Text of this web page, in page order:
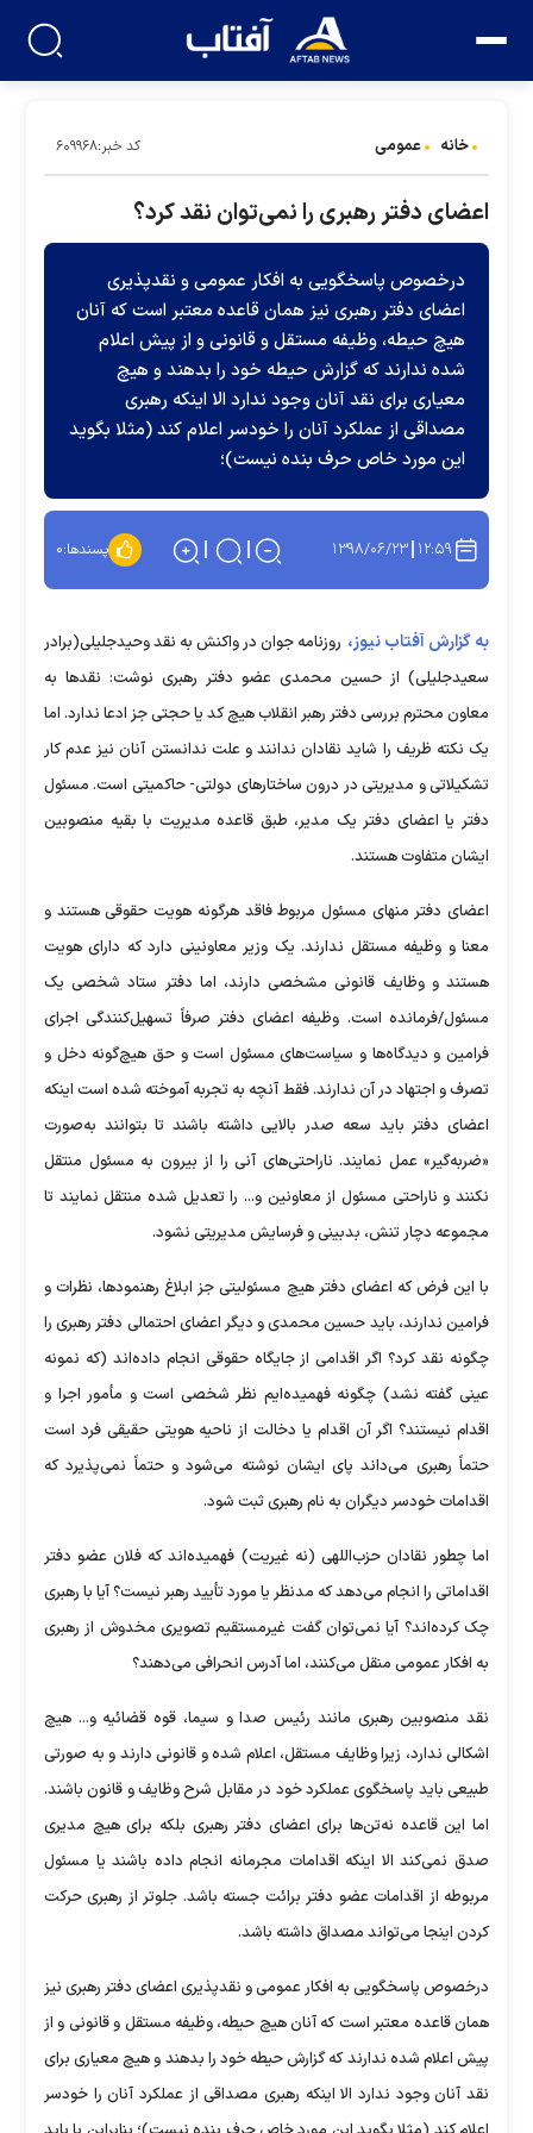
خانه عمومی کد خبر:۶۰۹۹۶۸
اعضای دفتر رهبری را نمی‌توان نقد کرد؟
درخصوص پاسخگویی به افکار عمومی و نقدپذیری
اعضای دفتر رهبری نیز همان قاعده معتبر است که آنان
هیچ حیطه، وظیفه مستقل و قانونی و از پیش اعلام
شده ندارند که گزارش حیطه خود را بدهند و هیچ
معیاری برای نقد آنان وجود ندارد الا اینکه رهبری
مصداقی از عملکرد آنان را خودسر اعلام کند (مثلا بگوید
این مورد خاص حرف بنده نیست)؛
۱۲:۵۹ ۱۳۹۸/۰۶/۲۳ پسندها:۰
به گزارش آفتاب نیوز، روزنامه جوان در واکنش به نقد وحیدجلیلی(برادر
سعیدجلیلی) از حسین محمدی عضو دفتر رهبری نوشت: نقدها به
معاون محترم بررسی دفتر رهبر انقلاب هیچ کد یا حجتی جز ادعا ندارد. اما
یک نکته ظریف را شاید نقادان ندانند و علت ندانستن آنان نیز عدم کار
تشکیلاتی و مدیریتی در درون ساختارهای دولتی- حاکمیتی است. مسئول
دفتر یا اعضای دفتر یک مدیر، طبق قاعده مدیریت با بقیه منصوبین
ایشان متفاوت هستند.
اعضای دفتر منهای مسئول مربوط فاقد هرگونه هویت حقوقی هستند و
معنا و وظیفه مستقل ندارند. یک وزیر معاونینی دارد که دارای هویت
هستند و وظایف قانونی مشخصی دارند، اما دفتر ستاد شخصی یک
مسئول/فرمانده است. وظیفه اعضای دفتر صرفاً تسهیل‌کنندگی اجرای
فرامین و دیدگاه‌ها و سیاست‌های مسئول است و حق هیچ‌گونه دخل و
تصرف و اجتهاد در آن ندارند. فقط آنچه به تجربه آموخته شده است اینکه
اعضای دفتر باید سعه صدر بالایی داشته باشند تا بتوانند به‌صورت
«ضربه‌گیر» عمل نمایند. ناراحتی‌های آنی را از بیرون به مسئول منتقل
نکنند و ناراحتی مسئول از معاونین و... را تعدیل شده منتقل نمایند تا
مجموعه دچار تنش، بدبینی و فرسایش مدیریتی نشود.
با این فرض که اعضای دفتر هیچ مسئولیتی جز ابلاغ رهنمودها، نظرات و
فرامین ندارند، باید حسین محمدی و دیگر اعضای احتمالی دفتر رهبری را
چگونه نقد کرد؟ اگر اقدامی از جایگاه حقوقی انجام داده‌اند (که نمونه
عینی گفته نشد) چگونه فهمیده‌ایم نظر شخصی است و مأمور اجرا و
اقدام نیستند؟ اگر آن اقدام یا دخالت از ناحیه هویتی حقیقی فرد است
حتماً رهبری می‌داند پای ایشان نوشته می‌شود و حتماً نمی‌پذیرد که
اقدامات خودسر دیگران به نام رهبری ثبت شود.
اما چطور نقادان حزب‌اللهی (نه غیریت) فهمیده‌اند که فلان عضو دفتر
اقداماتی را انجام می‌دهد که مدنظر یا مورد تأیید رهبر نیست؟ آیا با رهبری
چک کرده‌اند؟ آیا نمی‌توان گفت غیرمستقیم تصویری مخدوش از رهبری
به افکار عمومی منقل می‌کنند، اما آدرس انحرافی می‌دهند؟
نقد منصوبین رهبری مانند رئیس صدا و سیما، قوه قضائیه و... هیچ
اشکالی ندارد، زیرا وظایف مستقل، اعلام شده و قانونی دارند و به صورتی
طبیعی باید پاسخگوی عملکرد خود در مقابل شرح وظایف و قانون باشند.
اما این قاعده نه‌تن‌ها برای اعضای دفتر رهبری بلکه برای هیچ مدیری
صدق نمی‌کند الا اینکه اقدامات مجرمانه انجام داده باشند یا مسئول
مربوطه از اقدامات عضو دفتر برائت جسته باشد. جلوتر از رهبری حرکت
کردن اینجا می‌تواند مصداق داشته باشد.
درخصوص پاسخگویی به افکار عمومی و نقدپذیری اعضای دفتر رهبری نیز
همان قاعده معتبر است که آنان هیچ حیطه، وظیفه مستقل و قانونی و از
پیش اعلام شده ندارند که گزارش حیطه خود را بدهند و هیچ معیاری برای
نقد آنان وجود ندارد الا اینکه رهبری مصداقی از عملکرد آنان را خودسر